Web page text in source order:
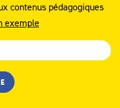
contenus pédagogiques
exemple